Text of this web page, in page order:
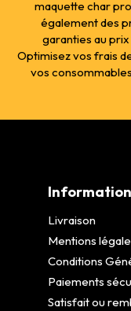
maquette char
également des
garanties au
Optimisez vos frais
vos
Livraison
Mentions
Conditions
Paiements
Satisfait ou